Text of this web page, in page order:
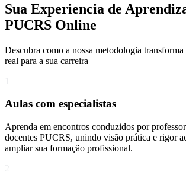
Sua Experiencia de
PUCRS Online
Descubra como a nossa metodologia
real para a sua carreira​
Aulas com especialistas
Aprenda em encontros conduzidos por
docentes PUCRS, unindo visão prática e rigor
ampliar sua formação profissional.